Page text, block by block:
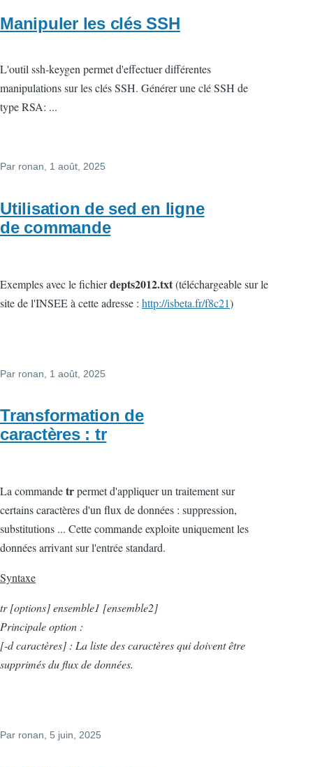
Manipuler les clés SSH
L'outil ssh-keygen permet d'effectuer différentes
manipulations sur les clés SSH. Générer une clé SSH de
type RSA: ...
Par ronan , 1 août, 2025
Utilisation de sed en ligne
de commande
Exemples avec le fichierdepts2012.txt(téléchargeable sur le
site de l'INSEE à cette adresse : http://isbeta.fr/f8c21)
Par ronan , 1 août, 2025
Transformation de
caractères : tr
La commandetrpermet d'appliquer un traitement sur
certains caractères d'un flux de données : suppression,
substitutions ... Cette commande exploite uniquement les
données arrivant sur l'entrée standard.
Syntaxe
tr [options] ensemble1 [ensemble2]
Principale option :
[-d caractères] : La liste des caractères qui doivent être
supprimés du flux de données.
Par ronan, 5 juin, 2025